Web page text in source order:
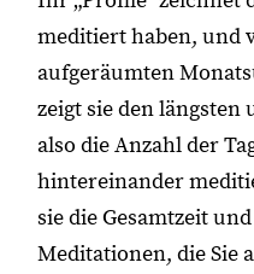
meditiert haben, und
aufgeräumten
zeigt sie den längsten
also die Anzahl der
hintereinander
sie die Gesamtzeit
Meditationen, die Sie